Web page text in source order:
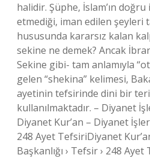
halidir. Şüphe, İslam’ın
etmediği, iman edilen şeyleri
hususunda kararsız kalan
sekine ne demek? Ancak
Sekine gibi- tam anlamıyla
gelen “shekina” kelimesi,
ayetinin tefsirinde dini bir
kullanılmaktadır. – Diyanet
Diyanet Kur’an – Diyanet
248 Ayet TefsiriDiyanet
Başkanlığı › Tefsir › 248